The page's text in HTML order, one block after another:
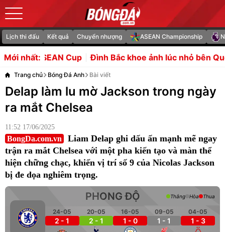
Lịch thi đấu Kết quả Chuyển nhượng ASEAN Championship
Mới nhất:Đình Bắc khoe ảnh lúc nhỏ bên Quế Ngọc Hải
Trang chủ Bóng Đá Anh Bài viết
Delap làm lu mờ Jackson trong ngày
ra mắt Chelsea
11:52 17/06/2025
BongDa.com.vn
Liam Delap ghi dấu ấn mạnh mẽ ngay
trận ra mắt Chelsea với một pha kiến tạo và màn thể
hiện chững chạc, khiến vị trí số 9 của Nicolas Jackson
bị đe dọa nghiêm trọng.
PHONG ĐỘ
24-05
2 - 1
20-05
2 - 1
16-05
1 - 0
09-05
1 - 1
04-05
1 - 3
Thắng Hòa Thua